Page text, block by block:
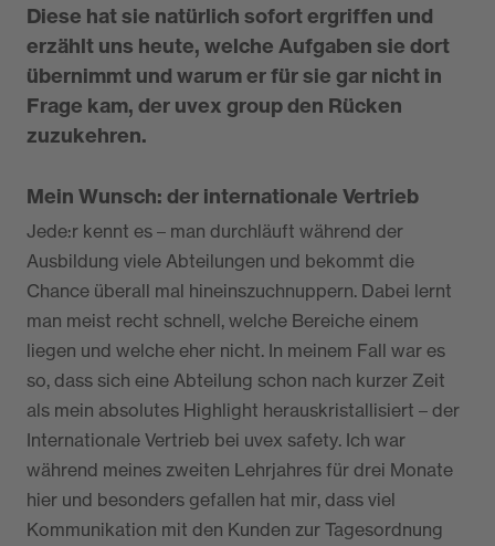
Diese hat sie natürlich sofort ergriffen und
erzählt uns heute, welche Aufgaben sie dort
übernimmt und warum er für sie gar nicht in
Frage kam, der uvex group den Rücken
zuzukehren.
Mein Wunsch: der internationale Vertrieb
Jede:r kennt es – man durchläuft während der
Ausbildung viele Abteilungen und bekommt die
Chance überall mal hineinszuchnuppern. Dabei lernt
man meist recht schnell, welche Bereiche einem
liegen und welche eher nicht. In meinem Fall war es
so, dass sich eine Abteilung schon nach kurzer Zeit
als mein absolutes Highlight herauskristallisiert – der
Internationale Vertrieb bei uvex safety. Ich war
während meines zweiten Lehrjahres für drei Monate
hier und besonders gefallen hat mir, dass viel
Kommunikation mit den Kunden zur Tagesordnung